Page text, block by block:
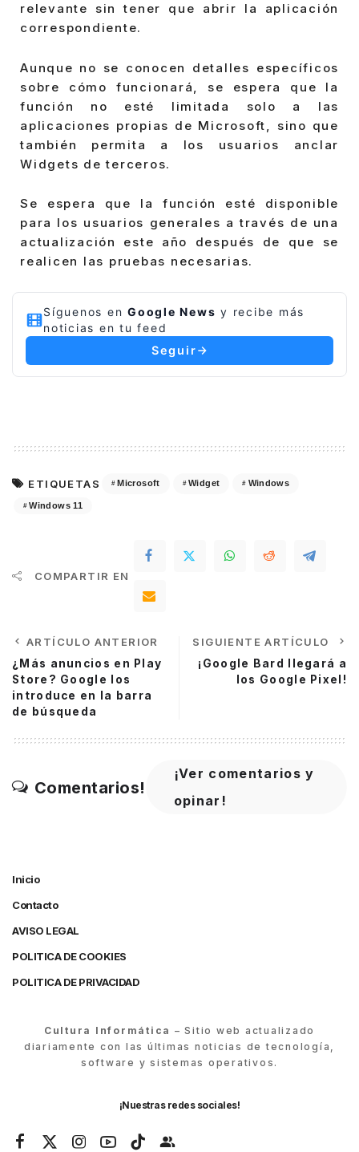
relevante sin tener que abrir la aplicación
correspondiente.
Aunque no se conocen detalles específicos
sobre cómo funcionará, se espera que la
función no esté limitada solo a las
aplicaciones propias de Microsoft, sino que
también permita a los usuarios anclar
Widgets de terceros.
Se espera que la función esté disponible
para los usuarios generales a través de una
actualización este año después de que se
realicen las pruebas necesarias.
Síguenos en Google News y recibe más
noticias en tu feed
Seguir
ETIQUETAS Microsoft Widget Windows
Windows 11
COMPARTIR EN
ARTÍCULO ANTERIOR
¿Más anuncios en Play
Store? Google los
introduce en la barra
de búsqueda
SIGUIENTE ARTÍCULO
¡Google Bard llegará a
los Google Pixel!
Comentarios!
¡Ver comentarios y
opinar!
Inicio
Contacto
AVISO LEGAL
POLITICA DE COOKIES
POLITICA DE PRIVACIDAD
Cultura Informática – Sitio web actualizado
diariamente con las últimas noticias de tecnología,
software y sistemas operativos.
¡Nuestras redes sociales!